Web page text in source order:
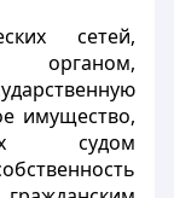
сетей,
имущество,
судом